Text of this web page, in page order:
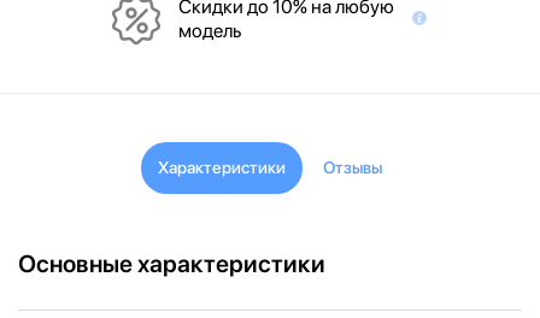
Скидки до 10% на любую
модель
Характеристики Отзывы
Основные характеристики